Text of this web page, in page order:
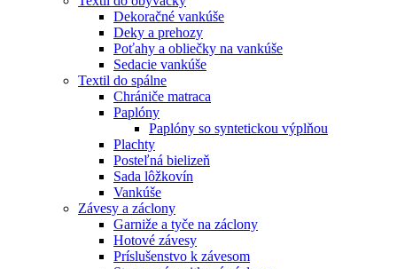
Dekoračné vankúše
Deky a prehozy
Poťahy a obliečky na vankúše
Sedacie vankúše
Textil do spálne
Chrániče matraca
Paplóny
Paplóny so syntetickou výplňou
Plachty
Posteľná bielizeň
Sada lôžkovín
Vankúše
Závesy a záclony
Garniže a tyče na záclony
Hotové závesy
Príslušenstvo k závesom